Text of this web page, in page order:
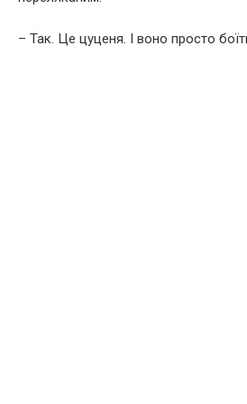
– Так. Це цуценя. І воно просто